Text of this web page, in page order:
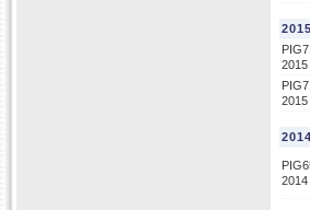
2015
2015
2015
2014
2014